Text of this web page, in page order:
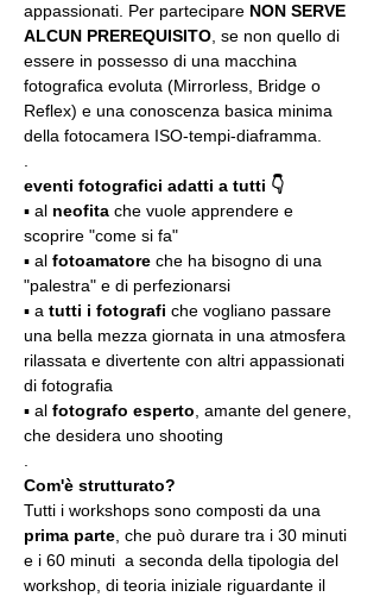
appassionati. Per partecipare NON SERVE
ALCUN PREREQUISITO , se non quello di
essere in possesso di una macchina
fotografica evoluta (Mirrorless, Bridge o
Reflex) e una conoscenza basica minima
della fotocamera ISO-tempi-diaframma.
eventi fotografici adatti a tutti 👇
▪️ al neofita che vuole apprendere e
scoprire "come si fa"
▪️ al fotoamatore che ha bisogno di una
"palestra" e di perfezionarsi
▪️ a tutti i fotografi che vogliano passare
una bella mezza giornata in una atmosfera
rilassata e divertente con altri appassionati
di fotografia
▪️ al fotografo esperto , amante del genere,
che desidera uno shooting
Com'è strutturato?
Tutti i workshops sono composti da una
prima parte , che può durare tra i 30 minuti
e i 60 minuti  a seconda della tipologia del
workshop, di teoria iniziale riguardante il